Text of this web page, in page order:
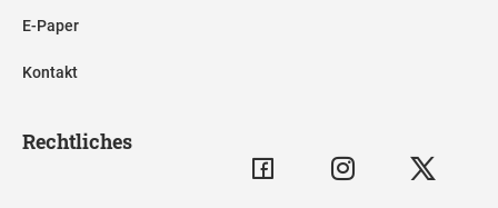
E-Paper
Kontakt
Rechtliches